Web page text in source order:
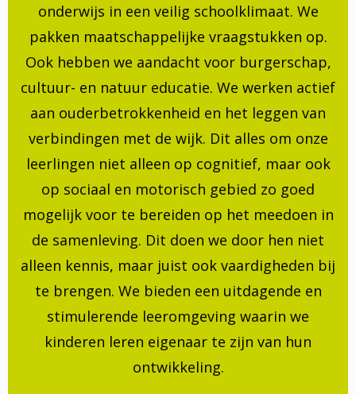
onderwijs in een veilig schoolklimaat. We
pakken maatschappelijke vraagstukken op.
Ook hebben we aandacht voor burgerschap,
cultuur- en natuur educatie. We werken actief
aan ouderbetrokkenheid en het leggen van
verbindingen met de wijk. Dit alles om onze
leerlingen niet alleen op cognitief, maar ook
op sociaal en motorisch gebied zo goed
mogelijk voor te bereiden op het meedoen in
de samenleving. Dit doen we door hen niet
alleen kennis, maar juist ook vaardigheden bij
te brengen. We bieden een uitdagende en
stimulerende leeromgeving waarin we
kinderen leren eigenaar te zijn van hun
ontwikkeling.